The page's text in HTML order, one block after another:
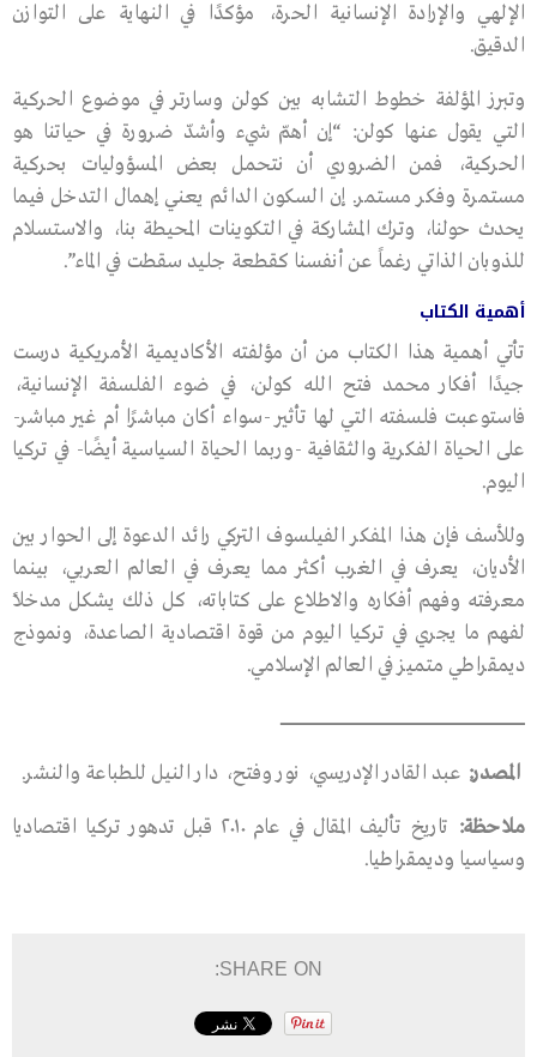
الإلهي والإرادة الإنسانية الحرة، مؤكدًا في النهاية على التوازن
الدقيق.
وتبرز المؤلفة خطوط التشابه بين كولن وسارتر في موضوع الحركية
التي يقول عنها كولن: “إن أهمّ شيء وأشدّ ضرورة في حياتنا هو
الحركية، فمن الضروري أن نتحمل بعض المسؤوليات بحركية
مستمرة وفكر مستمر. إن السكون الدائم يعني إهمال التدخل فيما
يحدث حولنا، وترك المشاركة في التكوينات المحيطة بنا، والاستسلام
للذوبان الذاتي رغماً عن أنفسنا كقطعة جليد سقطت في الماء”.
أهمية الكتاب
تأتي أهمية هذا الكتاب من أن مؤلفته الأكاديمية الأمريكية درست
جيدًا أفكار محمد فتح الله كولن، في ضوء الفلسفة الإنسانية،
فاستوعبت فلسفته التي لها تأثير -سواء أكان مباشرًا أم غير مباشر-
على الحياة الفكرية والثقافية -وربما الحياة السياسية أيضًا- في تركيا
اليوم.
وللأسف فإن هذا المفكر الفيلسوف التركي رائد الدعوة إلى الحوار بين
الأديان، يعرف في الغرب أكثر مما يعرف في العالم العربي، بينما
معرفته وفهم أفكاره والاطلاع على كتاباته، كل ذلك يشكل مدخلاً
لفهم ما يجري في تركيا اليوم من قوة اقتصادية الصاعدة، ونموذج
ديمقراطي متميز في العالم الإسلامي.
ــــــــــــــــــــــــــــــــــــــــــــــــــــــــــــــــــــــــــــــــــــــــــــــــــــــــــــــــــــــــــــــــــــــــــــــــــــــــــــــــــــــــــــــــــــــــــــــــــــــــــــ
المصدر: عبد القادر الإدريسي، نور وفتح، دار النيل للطباعة والنشر.
ملاحظة:
تاريخ تأليف المقال في عام ٢٠١٠ قبل تدهور تركيا اقتصاديا
وسياسيا وديمقراطيا.
SHARE ON: